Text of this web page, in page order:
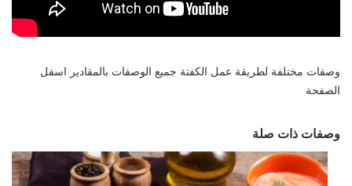
وصفات مختلفة لطريقة عمل الكفتة جميع الوصفات بالمقادير اسفل
الصفحة
وصفات ذات صلة